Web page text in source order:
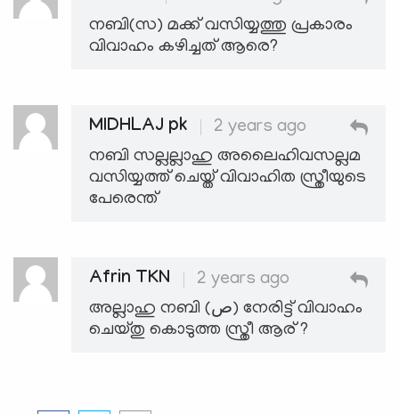
നബി(സ) മക്ക് വസിയ്യത്തു പ്രകാരം
വിവാഹം കഴിച്ചത് ആരെ?
MIDHLAJ pk
2 years ago
നബി സല്ലല്ലാഹു അലൈഹിവസല്ലമ
വസിയ്യത്ത് ചെയ്ത് വിവാഹിത സ്ത്രീയുടെ
പേരെന്ത്
Afrin TKN
2 years ago
അല്ലാഹു നബി (ص) നേരിട്ട് വിവാഹം
ചെയ്തു കൊടുത്ത സ്ത്രീ ആര് ?